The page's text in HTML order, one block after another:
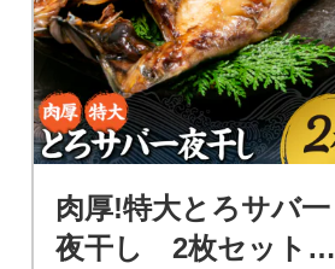
肉厚!特大とろサバ一
夜干し 2枚セット_h